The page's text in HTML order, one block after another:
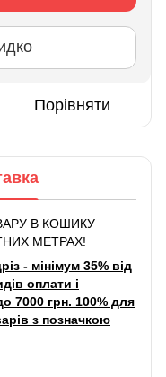
Порівняти
В КОШИКУ
МЕТРАХ!
- мінімум 35% від
оплати і
7000 грн. 100% для
з позначкою